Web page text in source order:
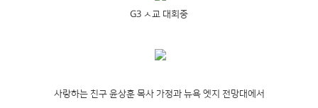
G3 ㅅ교 대회중
사랑하는 친구 윤상훈 목사 가정과 뉴욕 엣지 전망대에서